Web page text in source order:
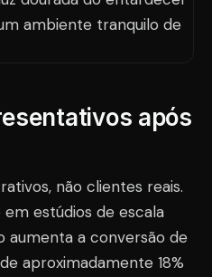
após
não clientes reais.
estúdios de escala
aumenta a conversão de
aproximadamente 18%